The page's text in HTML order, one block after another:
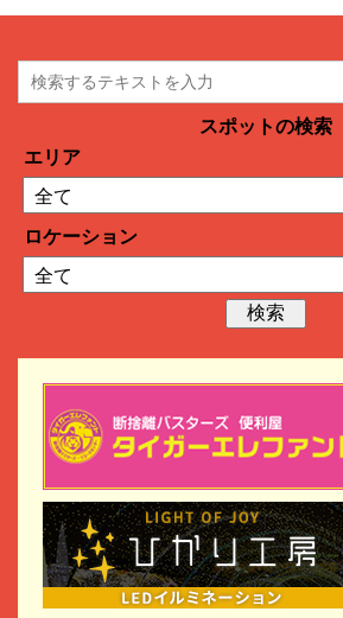
スポットの検索
エリア
ロケーション